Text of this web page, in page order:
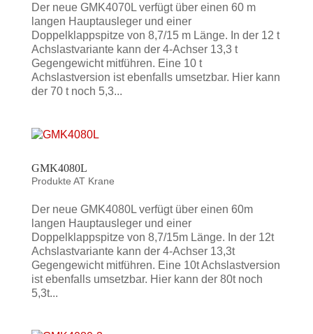
Der neue GMK4070L verfügt über einen 60 m
langen Hauptausleger und einer
Doppelklappspitze von 8,7/15 m Länge. In der 12 t
Achslastvariante kann der 4-Achser 13,3 t
Gegengewicht mitführen. Eine 10 t
Achslastversion ist ebenfalls umsetzbar. Hier kann
der 70 t noch 5,3...
GMK4080L
Produkte AT Krane
Der neue GMK4080L verfügt über einen 60m
langen Hauptausleger und einer
Doppelklappspitze von 8,7/15m Länge. In der 12t
Achslastvariante kann der 4-Achser 13,3t
Gegengewicht mitführen. Eine 10t Achslastversion
ist ebenfalls umsetzbar. Hier kann der 80t noch
5,3t...